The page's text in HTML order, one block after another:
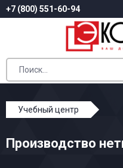
+7 (800) 551-60-94
Учебный центр
Производство нетканых
Производство